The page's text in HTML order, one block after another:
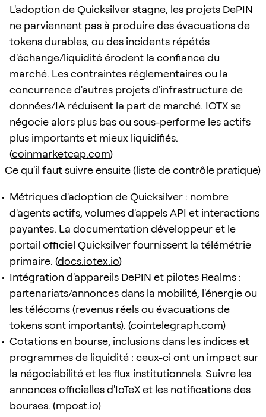
L'adoption de Quicksilver stagne, les projets DePIN
ne parviennent pas à produire des évacuations de
tokens durables, ou des incidents répétés
d'échange/liquidité érodent la confiance du
marché. Les contraintes réglementaires ou la
concurrence d'autres projets d'infrastructure de
données/IA réduisent la part de marché. IOTX se
négocie alors plus bas ou sous-performe les actifs
plus importants et mieux liquidifiés.
(coinmarketcap.com)
Ce qu'il faut suivre ensuite (liste de contrôle pratique)
Métriques d'adoption de Quicksilver : nombre
d'agents actifs, volumes d'appels API et interactions
payantes. La documentation développeur et le
portail officiel Quicksilver fournissent la télémétrie
primaire. (docs.iotex.io)
Intégration d'appareils DePIN et pilotes Realms :
partenariats/annonces dans la mobilité, l'énergie ou
les télécoms (revenus réels ou évacuations de
tokens sont importants). (cointelegraph.com)
Cotations en bourse, inclusions dans les indices et
programmes de liquidité : ceux-ci ont un impact sur
la négociabilité et les flux institutionnels. Suivre les
annonces officielles d'IoTeX et les notifications des
bourses. (mpost.io)